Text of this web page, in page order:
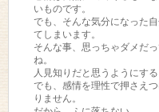
いものです。
でも、そんな気分になった
てしまいます。
そんな事、思っちゃダメだ
ね。
人見知りだと思うようにする
でも、感情を理性で押さえ
りません。